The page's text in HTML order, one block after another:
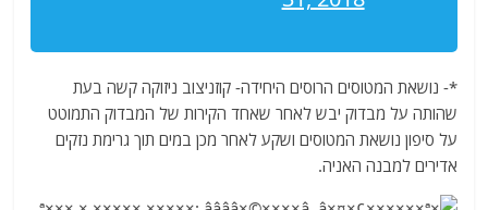
*- נושאת המטוסים הרוסים היחידה- קוזניצוב ניזוקה קשה בעת
שהותה על מבדוק יבש לאחר שאחד הקירות של המבדוק התמוטט
על סיפון נושאת המטוסים ושקע לאחר מכן במים תוך גרימת נזקים
אדירים למבנה האניה.